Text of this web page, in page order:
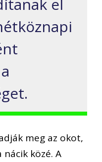
el
meg az okot,
közé. A